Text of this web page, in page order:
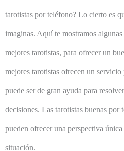
tarotistas por teléfono? Lo cierto es
imaginas. Aquí te mostramos
mejores tarotistas, para ofrecer un
mejores tarotistas ofrecen un
puede ser de gran ayuda para
decisiones. Las tarotistas buenas por
pueden ofrecer una perspectiva
situación.